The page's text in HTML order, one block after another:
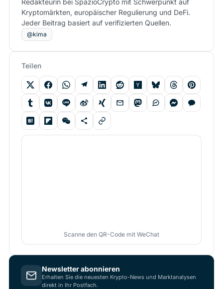
Kryptomärkten, europäischer Regulierung und DeFi.
Jeder Beitrag basiert auf verifizierten Quellen.
@kima
Teilen
Scanne den QR-Code mit WeChat
Newsletter abonnieren
Erhalten Sie die neuesten Krypto-News und Marktanalysen
direkt in Ihr Postfach.